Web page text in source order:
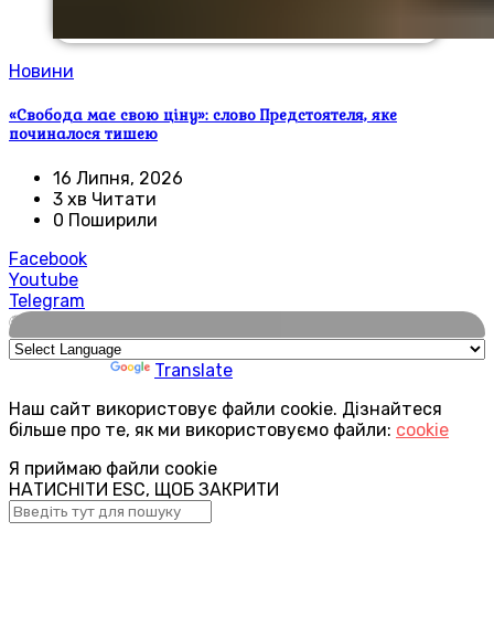
Новини
«Свобода має свою ціну»: слово Предстоятеля, яке
починалося тишею
16 Липня, 2026
3 хв Читати
0 Поширили
Facebook
Youtube
Telegram
🌍
Translate
Наш сайт використовує файли cookie. Дізнайтеся
більше про те, як ми використовуємо файли: cookie
Я приймаю файли cookie
НАТИСНІТИ ESC, ЩОБ ЗАКРИТИ